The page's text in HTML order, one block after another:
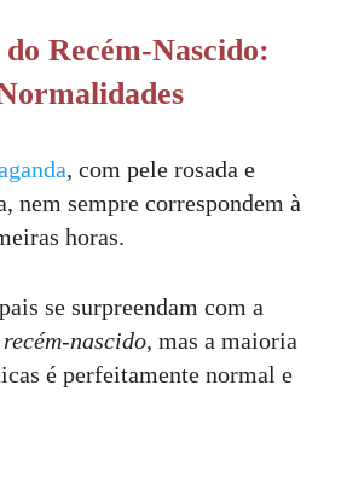
Recém-Nascido:
, com pele rosada e
nem sempre correspondem à
horas.
se surpreendam com a
nascido, mas a maioria
é perfeitamente normal e